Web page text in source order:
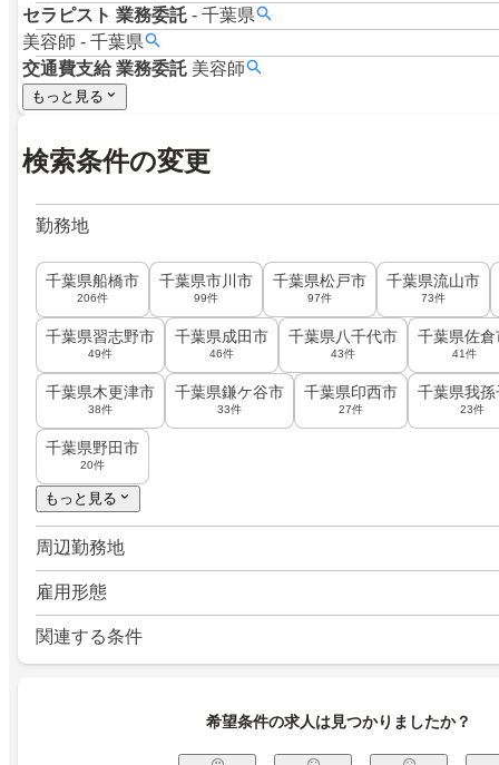
セラピスト 業務委託 - 千葉県
美容師 - 千葉県
交通費支給 業務委託 美容師
もっと見る
検索条件の変更
勤務地
千葉県船橋市
206件
千葉県市川市
99件
千葉県松戸市
97件
千葉県流山市
73件
千葉県習志野市
49件
千葉県成田市
46件
千葉県八千代市
43件
千葉県佐倉
41件
千葉県木更津市
38件
千葉県鎌ケ谷市
33件
千葉県印西市
27件
千葉県我孫
23件
千葉県野田市
20件
もっと見る
周辺勤務地
雇用形態
関連する条件
希望条件の求人は見つかりましたか？